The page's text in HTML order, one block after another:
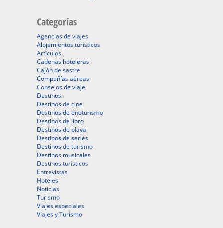
Categorías
Agencias de viajes
Alojamientos turísticos
Artículos
Cadenas hoteleras
Cajón de sastre
Compañías aéreas
Consejos de viaje
Destinos
Destinos de cine
Destinos de enoturismo
Destinos de libro
Destinos de playa
Destinos de series
Destinos de turismo
Destinos musicales
Destinos turísticos
Entrevistas
Hoteles
Noticias
Turismo
Viajes especiales
Viajes y Turismo